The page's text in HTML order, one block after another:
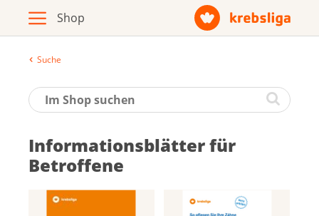
Broschüren / Infomaterial
Produkte
Suche
Informationsblätter für
Betroffene